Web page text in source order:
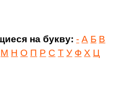
на букву: - А Б В
М Н О П Р С Т У Ф Х Ц